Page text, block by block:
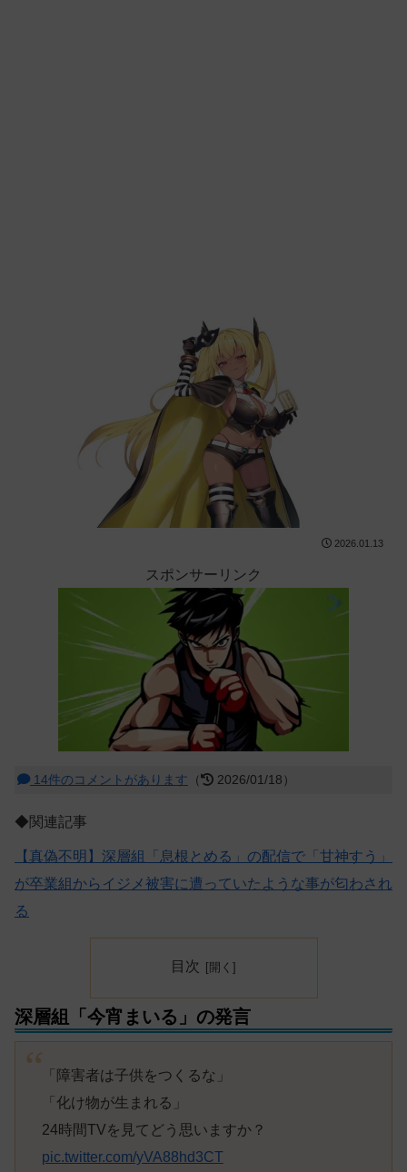
2026.01.13
スポンサーリンク
14件のコメントがあります （ 2026/01/18）
◆関連記事
【真偽不明】深層組「息根とめる」の配信で「甘神すう」
が卒業組からイジメ被害に遭っていたような事が匂わされ
る
目次
深層組「今宵まいる」の発言
「障害者は子供をつくるな」
「化け物が生まれる」
24時間TVを見てどう思いますか？
pic.twitter.com/yVA88hd3CT